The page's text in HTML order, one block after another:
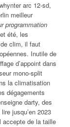
arc 12-sd,
meilleur
programmation
été, les
clim, il faut
Inutile de
d’appoint dans
mono-split
la climatisation
dégagements
darty, des
jusqu’en 2023
accepte de la taille